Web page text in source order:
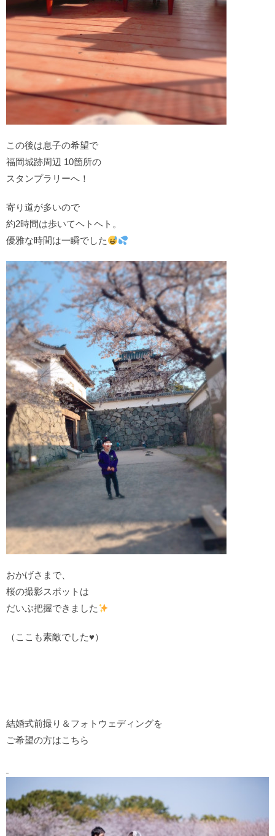
この後は息子の希望で
福岡城跡周辺 10箇所の
スタンプラリーへ！
寄り道が多いので
約2時間は歩いてヘトヘト。
優雅な時間は一瞬でした
おかげさまで、
桜の撮影スポットは
だいぶ把握できました
（ここも素敵でした♥︎）
結婚式前撮り＆フォトウェディングを
ご希望の方はこちら